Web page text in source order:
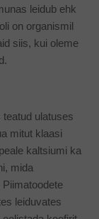
leidub ehk
on organismil
siis, kui oleme
ulatuses
mitut klaasi
kaltsiumi ka
mida
leiduvates